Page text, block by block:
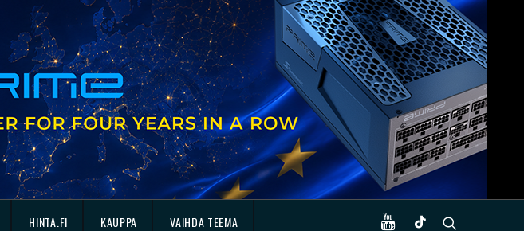
HINTA.FI KAUPPA VAIHDA TEEMA